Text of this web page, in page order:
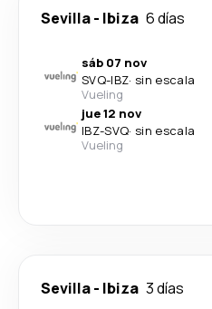
Sevilla- Ibiza 6 días
sáb 07 nov
SVQ-IBZ· sin escala
Vueling
jue 12 nov
IBZ-SVQ· sin escala
Vueling
Sevilla- Ibiza 3 días